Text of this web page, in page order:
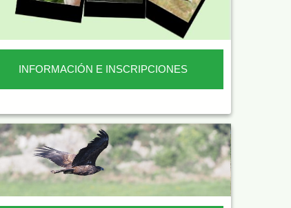
INFORMACIÓN E INSCRIPCIONES